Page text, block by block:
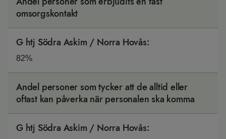
omsorgskontakt
G htj Södra Askim / Norra Hovås:
82%
Andel personer som tycker att de alltid eller
oftast kan påverka när personalen ska komma
G htj Södra Askim / Norra Hovås: